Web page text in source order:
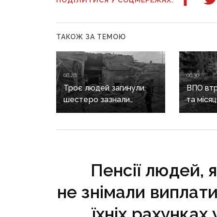
ТАКОЖ ЗА ТЕМОЮ
08:28
Троє людей загинули,
шестеро зазнали
поранень: наслідки
06:30
ВПО
та
на
Пенсії людей,
не знімали